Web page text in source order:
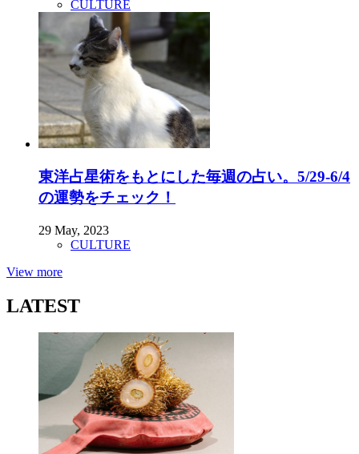
CULTURE
東洋占星術をもとにした毎週の占い。5/29-6/4
の運勢をチェック！
29 May, 2023
CULTURE
View more
LATEST